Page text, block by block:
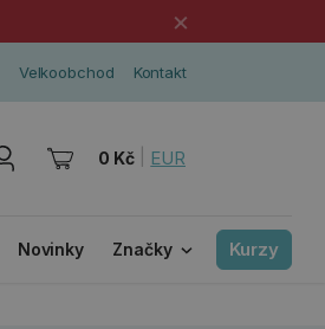
×
Velkoobchod Kontakt
0 Kč EUR
Novinky Značky Kurzy